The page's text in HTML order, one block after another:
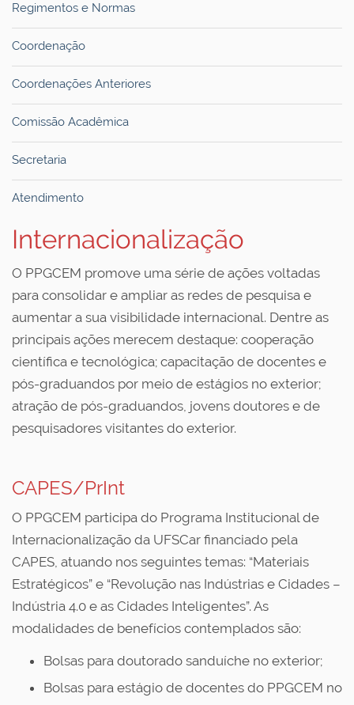
Regimentos e Normas
Coordenação
Coordenações Anteriores
Comissão Acadêmica
Secretaria
Atendimento
Internacionalização
O PPGCEM promove uma série de ações voltadas
para consolidar e ampliar as redes de pesquisa e
aumentar a sua visibilidade internacional. Dentre as
principais ações merecem destaque: cooperação
científica e tecnológica; capacitação de docentes e
pós-graduandos por meio de estágios no exterior;
atração de pós-graduandos, jovens doutores e de
pesquisadores visitantes do exterior.
CAPES/PrInt
O PPGCEM participa do Programa Institucional de
Internacionalização da UFSCar financiado pela
CAPES, atuando nos seguintes temas: “Materiais
Estratégicos” e “Revolução nas Indústrias e Cidades –
Indústria 4.0 e as Cidades Inteligentes”. As
modalidades de benefícios contemplados são:
Bolsas para doutorado sanduíche no exterior;
Bolsas para estágio de docentes do PPGCEM no